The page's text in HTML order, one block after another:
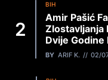
BIH
Amir Pašić
Zlostavljanja
Dvije
BY ARIF K. 02/